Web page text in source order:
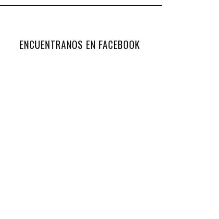
ENCUENTRANOS EN FACEBOOK